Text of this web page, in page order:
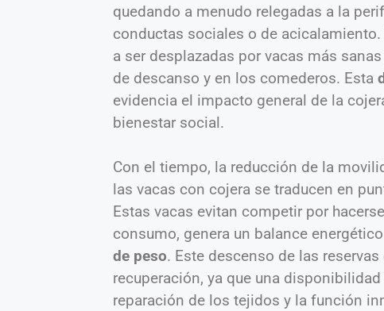
quedando a menudo relegadas a la
conductas sociales o de
a ser desplazadas por vacas más
de descanso y en los comederos. Esta
evidencia el impacto general de la
bienestar social.
Con el tiempo, la reducción de la
las vacas con cojera se traducen en
Estas vacas evitan competir por
consumo, genera un balance
de peso. Este descenso de las
recuperación, ya que una
reparación de los tejidos y la función